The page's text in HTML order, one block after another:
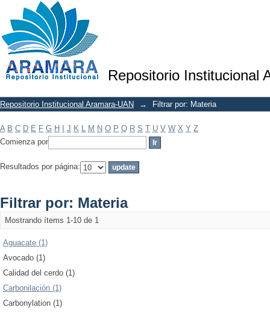
Repositorio Institucional
Filtrar por: Materia
Repositorio Institucional Aramara-UAN → Filtrar por: Materia
A B C D E F G H J K L M N O P Q R S T U V W X Y Z
Comienza por
Resultados por página:
Filtrar por: Materia
Mostrando ítems 1-10 de 1
Aguacate (1)
Avocado (1)
Calidad del cerdo (1)
Carbonilación (1)
Carbonylation (1)